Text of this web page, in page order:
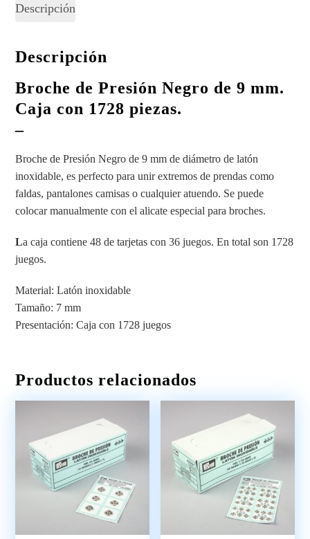
Descripción
Descripción
Broche de Presión Negro de 9 mm.
Caja con 1728 piezas.
–
Broche de Presión Negro de 9 mm de diámetro de latón
inoxidable, es perfecto para unir extremos de prendas como
faldas, pantalones camisas o cualquier atuendo. Se puede
colocar manualmente con el alicate especial para broches.
La caja contiene 48 de tarjetas con 36 juegos. En total son 1728
juegos.
Material: Latón inoxidable
Tamaño: 7 mm
Presentación: Caja con 1728 juegos
Productos relacionados